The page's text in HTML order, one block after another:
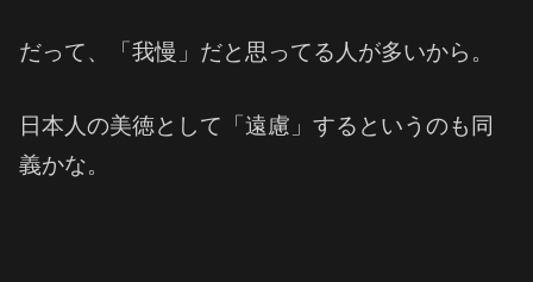
だって、「我慢」だと思ってる人が多いから。
日本人の美徳として「遠慮」するというのも同
義かな。